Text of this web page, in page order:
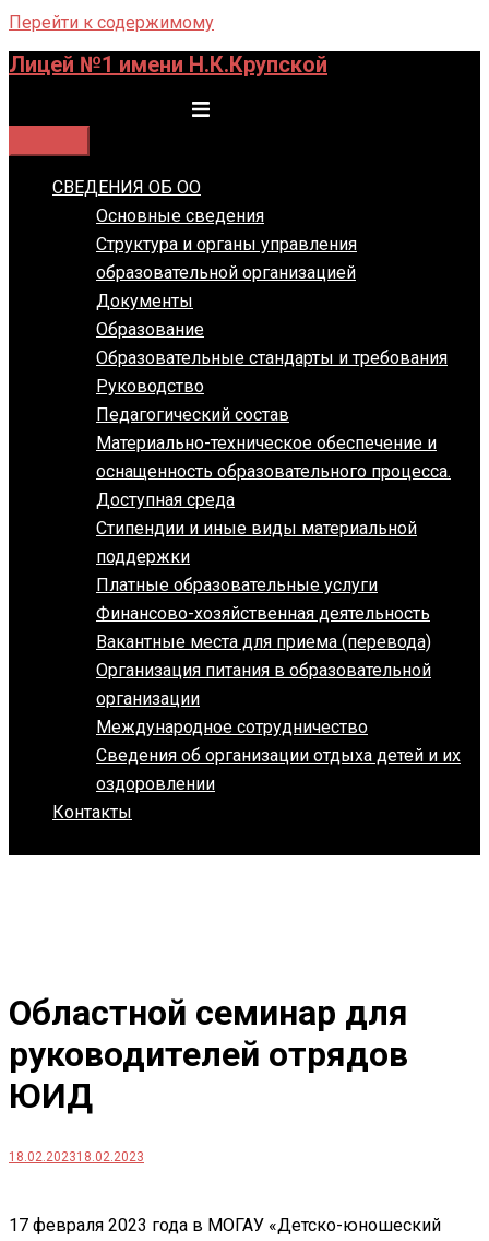
Перейти к содержимому
Лицей №1 имени Н.К.Крупской
СВЕДЕНИЯ ОБ ОО
Основные сведения
Структура и органы управления
образовательной организацией
Документы
Образование
Образовательные стандарты и требования
Руководство
Педагогический состав
Материально-техническое обеспечение и
оснащенность образовательного процесса.
Доступная среда
Стипендии и иные виды материальной
поддержки
Платные образовательные услуги
Финансово-хозяйственная деятельность
Вакантные места для приема (перевода)
Организация питания в образовательной
организации
Международное сотрудничество
Сведения об организации отдыха детей и их
оздоровлении
Контакты
Областной семинар для
руководителей отрядов
ЮИД
18.02.202318.02.2023
17 февраля 2023 года в МОГАУ «Детско-юношеский